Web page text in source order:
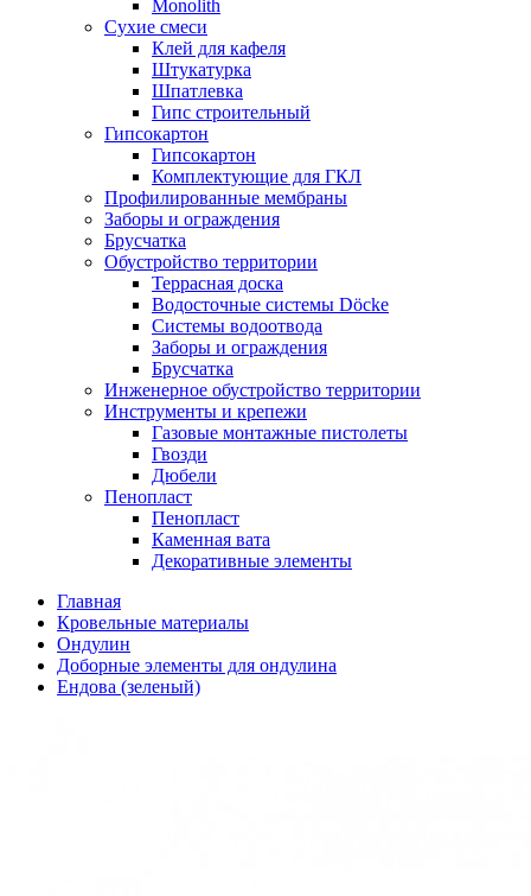
Monolith
Сухие смеси
Клей для кафеля
Штукатурка
Шпатлевка
Гипс строительный
Гипсокартон
Гипсокартон
Комплектующие для ГКЛ
Профилированные мембраны
Заборы и ограждения
Брусчатка
Обустройство территории
Террасная доска
Водосточные системы Döcke
Системы водоотвода
Заборы и ограждения
Брусчатка
Инженерное обустройство территории
Инструменты и крепежи
Газовые монтажные пистолеты
Гвозди
Дюбели
Пенопласт
Пенопласт
Каменная вата
Декоративные элементы
Главная
Кровельные материалы
Ондулин
Доборные элементы для ондулина
Ендова (зеленый)